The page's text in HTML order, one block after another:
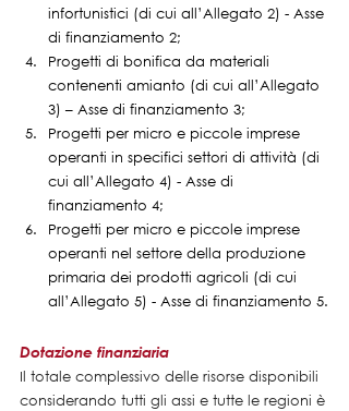
infortunistici (di cui all’Allegato 2) - Asse
di finanziamento 2;
Progetti di bonifica da materiali
contenenti amianto (di cui all’Allegato
3) – Asse di finanziamento 3;
Progetti per micro e piccole imprese
operanti in specifici settori di attività (di
cui all’Allegato 4) - Asse di
finanziamento 4;
Progetti per micro e piccole imprese
operanti nel settore della produzione
primaria dei prodotti agricoli (di cui
all’Allegato 5) - Asse di finanziamento 5.
Dotazione finanziaria
Il totale complessivo delle risorse disponibili
considerando tutti gli assi e tutte le regioni è